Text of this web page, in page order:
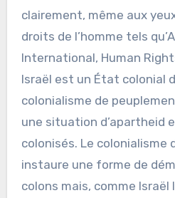
clairement, même aux
droits de l’homme tels
International, Human
Israël est un État colonial
colonialisme de
une situation d’apartheid
colonisés. Le colonialisme
instaure une forme de
colons mais, comme Israël